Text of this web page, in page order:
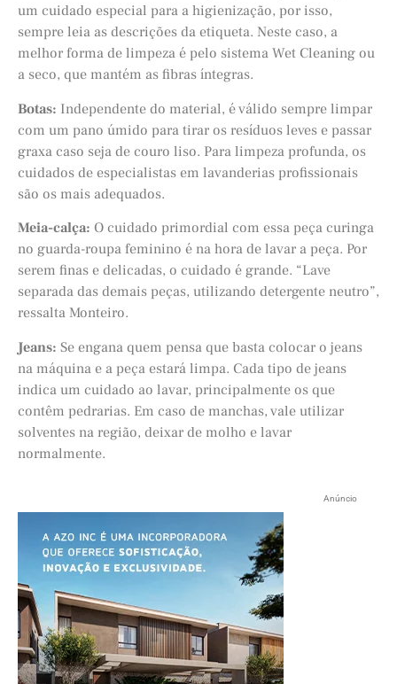
um cuidado especial para a higienização, por isso,
sempre leia as descrições da etiqueta. Neste caso, a
melhor forma de limpeza é pelo sistema Wet Cleaning ou
a seco, que mantém as fibras íntegras.
Botas: Independente do material, é válido sempre limpar
com um pano úmido para tirar os resíduos leves e passar
graxa caso seja de couro liso. Para limpeza profunda, os
cuidados de especialistas em lavanderias profissionais
são os mais adequados.
Meia-calça: O cuidado primordial com essa peça curinga
no guarda-roupa feminino é na hora de lavar a peça. Por
serem finas e delicadas, o cuidado é grande. “Lave
separada das demais peças, utilizando detergente neutro”,
ressalta Monteiro.
Jeans: Se engana quem pensa que basta colocar o jeans
na máquina e a peça estará limpa. Cada tipo de jeans
indica um cuidado ao lavar, principalmente os que
contêm pedrarias. Em caso de manchas, vale utilizar
solventes na região, deixar de molho e lavar
normalmente.
Anúncio